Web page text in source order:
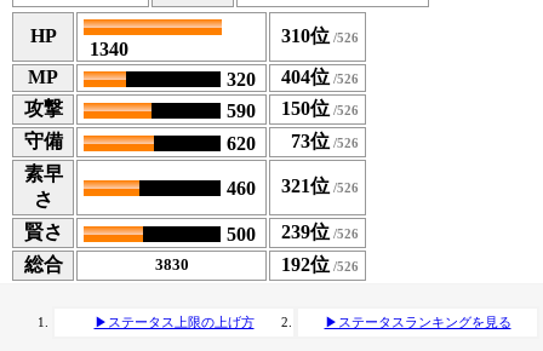
HP
1340
310位
MP
320
404位
攻撃
590
150位
守備
620
73位
素早
さ
460 321位
賢さ 500
239位
総合
3830 192位
▶ステータス上限の上げ方 ▶ステータスランキングを見る